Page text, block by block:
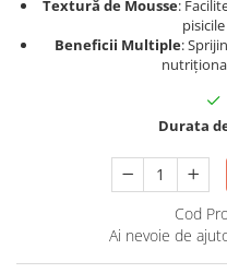
Igienă orală
Șampoane și balsamuri
Igienă orală
Șampoane și balsamuri
Textură de Mousse:
Beneficii Multiple:
Durata
Cod
Ai nevoie de